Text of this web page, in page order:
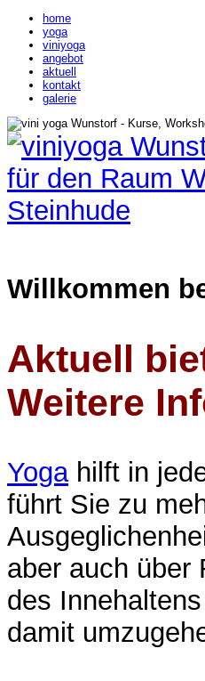
home
yoga
viniyoga
angebot
aktuell
kontakt
galerie
Willkommen
Aktuell
Weitere
Yogahilft in
führt Sie zu
aber auch über
des
damit